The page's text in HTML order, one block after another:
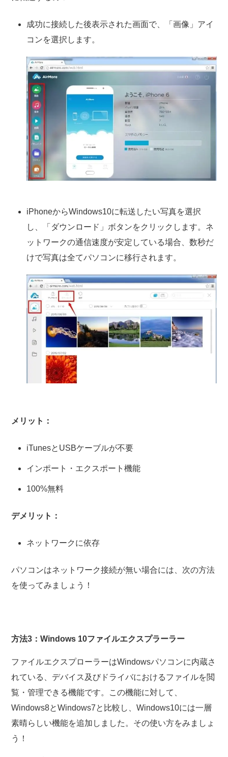
成功に接続した後表示された画面で、「画像」アイ
コンを選択します。
iPhoneからWindows10に転送したい写真を選択
し、「ダウンロード」ボタンをクリックします。ネ
ットワークの通信速度が安定している場合、数秒だ
けで写真は全てパソコンに移行されます。
メリット：
iTunesとUSBケーブルが不要
インポート・エクスポート機能
100%無料
デメリット：
ネットワークに依存
パソコンはネットワーク接続が無い場合には、次の方法
を使ってみましょう！
方法3：Windows 10ファイルエクスプラーラー
ファイルエクスプローラーはWindowsパソコンに内蔵さ
れている、デバイス及びドライバにおけるファイルを閲
覧・管理できる機能です。この機能に対して、
Windows8とWindows7と比較し、Windows10には一層
素晴らしい機能を追加しました。その使い方をみましょ
う！